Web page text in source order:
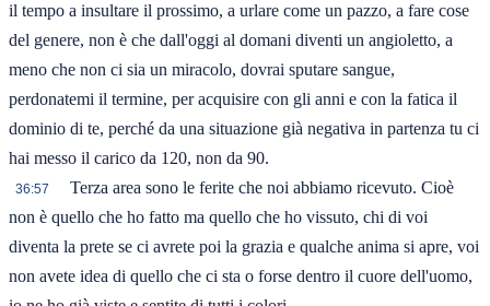
il tempo a insultare il prossimo, a urlare come un pazzo, a fare cose
del genere, non è che dall'oggi al domani diventi un angioletto, a
meno che non ci sia un miracolo, dovrai sputare sangue,
perdonatemi il termine, per acquisire con gli anni e con la fatica il
dominio di te, perché da una situazione già negativa in partenza tu ci
hai messo il carico da 120, non da 90.
36:57
Terza area sono le ferite che noi abbiamo ricevuto. Cioè
non è quello che ho fatto ma quello che ho vissuto, chi di voi
diventa la prete se ci avrete poi la grazia e qualche anima si apre, voi
non avete idea di quello che ci sta o forse dentro il cuore dell'uomo,